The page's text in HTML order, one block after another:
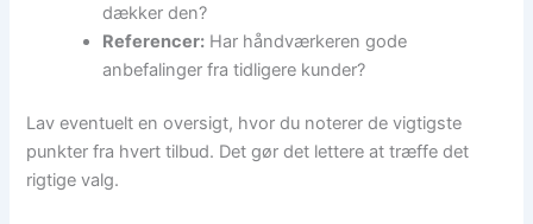
dækker den?
Referencer: Har håndværkeren gode
anbefalinger fra tidligere kunder?
Lav eventuelt en oversigt, hvor du noterer de vigtigste
punkter fra hvert tilbud. Det gør det lettere at træffe det
rigtige valg.